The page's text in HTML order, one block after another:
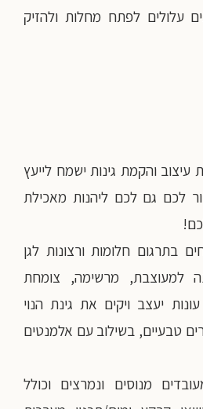
עלולים לפתח מחלות ולהזיק
עיצוב והקמת גינות ישמח לייעץ
לכם גם לכם ליהנות מאכילת
בתרגום חלומות ורצונות לגן
למעוצבת, מרשימה, צומחת
יעצב ויקים את גינת הנוי
טבעיים, בשילוב עם אלמנטים
מנוסים ונמרצים וכולל